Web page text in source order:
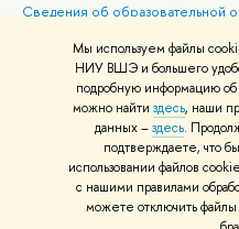
Мы используем файлы
НИУ ВШЭ и большего
подробную информацию об
можно найти здесь, наши
данных –здесь.
подтверждаете, что
использовании файлов
с нашими правилами
можете отключить файлы
Сведения об образовательной
Людям с ограниченными
Единая платежная страница
Работа в Вышке
© НИУ ВШЭ 1993–2026 Адреса
материалов Политика
Шрифты HSE Sans и HSE Slab